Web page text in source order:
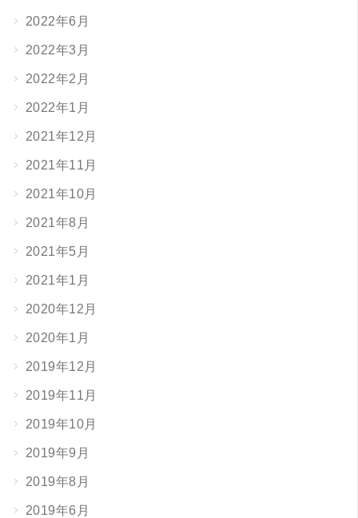
2022年6月
2022年3月
2022年2月
2022年1月
2021年12月
2021年11月
2021年10月
2021年8月
2021年5月
2021年1月
2020年12月
2020年1月
2019年12月
2019年11月
2019年10月
2019年9月
2019年8月
2019年6月